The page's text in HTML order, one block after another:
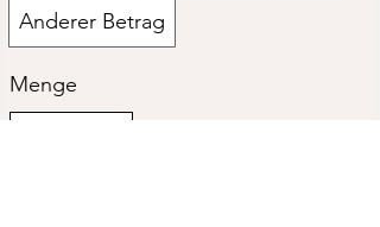
Anderer Betrag
Menge